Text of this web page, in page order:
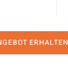
ERHALTEN